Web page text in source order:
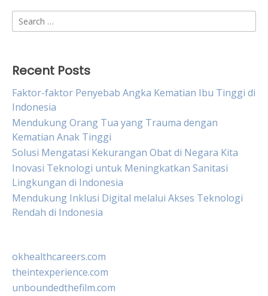
Search
for:
Recent Posts
Faktor-faktor Penyebab Angka Kematian Ibu Tinggi di
Indonesia
Mendukung Orang Tua yang Trauma dengan
Kematian Anak Tinggi
Solusi Mengatasi Kekurangan Obat di Negara Kita
Inovasi Teknologi untuk Meningkatkan Sanitasi
Lingkungan di Indonesia
Mendukung Inklusi Digital melalui Akses Teknologi
Rendah di Indonesia
okhealthcareers.com
theintexperience.com
unboundedthefilm.com